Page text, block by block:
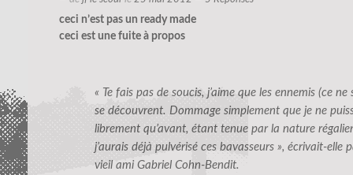
ceci n’est pas un ready made
ceci est une fuite à propos
« Te fais pas de soucis, j’aime que les ennemis (ce
se découvrent. Dommage simplement que je ne
librement qu’avant, étant tenue par la nature
j’aurais déjà pulvérisé ces bavasseurs », écrivait-elle
vieil ami Gabriel Cohn-Bendit.